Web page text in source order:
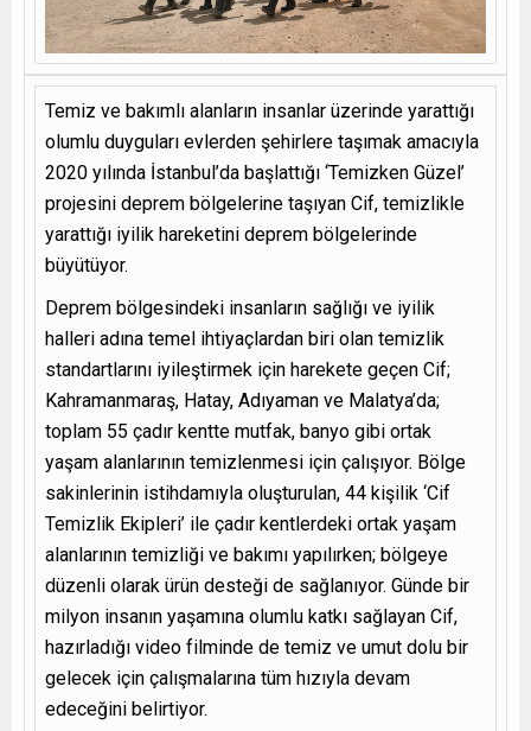
Temiz ve bakımlı alanların insanlar üzerinde yarattığı
olumlu duyguları evlerden şehirlere taşımak amacıyla
2020 yılında İstanbul’da başlattığı ‘Temizken Güzel’
projesini deprem bölgelerine taşıyan Cif, temizlikle
yarattığı iyilik hareketini deprem bölgelerinde
büyütüyor.
Deprem bölgesindeki insanların sağlığı ve iyilik
halleri adına temel ihtiyaçlardan biri olan temizlik
standartlarını iyileştirmek için harekete geçen Cif;
Kahramanmaraş, Hatay, Adıyaman ve Malatya’da;
toplam 55 çadır kentte mutfak, banyo gibi ortak
yaşam alanlarının temizlenmesi için çalışıyor. Bölge
sakinlerinin istihdamıyla oluşturulan, 44 kişilik ‘Cif
Temizlik Ekipleri’ ile çadır kentlerdeki ortak yaşam
alanlarının temizliği ve bakımı yapılırken; bölgeye
düzenli olarak ürün desteği de sağlanıyor. Günde bir
milyon insanın yaşamına olumlu katkı sağlayan Cif,
hazırladığı video filminde de temiz ve umut dolu bir
gelecek için çalışmalarına tüm hızıyla devam
edeceğini belirtiyor.